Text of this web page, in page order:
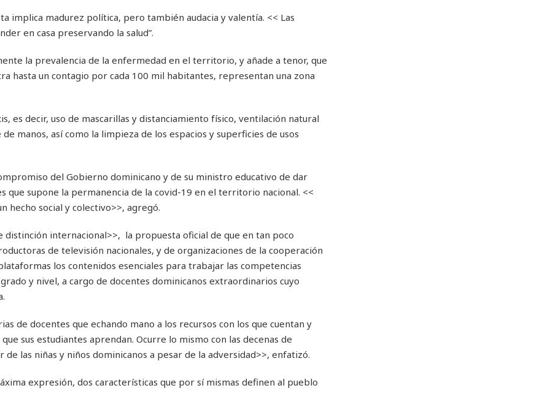
implica madurez política, pero también audacia y valentía. << Las
en casa preservando la salud”.
la prevalencia de la enfermedad en el territorio, y añade a tenor, que
hasta un contagio por cada 100 mil habitantes, representan una zona
es decir, uso de mascarillas y distanciamiento físico, ventilación natural
manos, así como la limpieza de los espacios y superficies de usos
del Gobierno dominicano y de su ministro educativo de dar
que supone la permanencia de la covid-19 en el territorio nacional. <<
hecho social y colectivo>>, agregó.
internacional>>, la propuesta oficial de que en tan poco
de televisión nacionales, y de organizaciones de la cooperación
los contenidos esenciales para trabajar las competencias
y nivel, a cargo de docentes dominicanos extraordinarios cuyo
de docentes que echando mano a los recursos con los que cuentan y
sus estudiantes aprendan. Ocurre lo mismo con las decenas de
las niñas y niños dominicanos a pesar de la adversidad>>, enfatizó.
expresión, dos características que por sí mismas definen al pueblo